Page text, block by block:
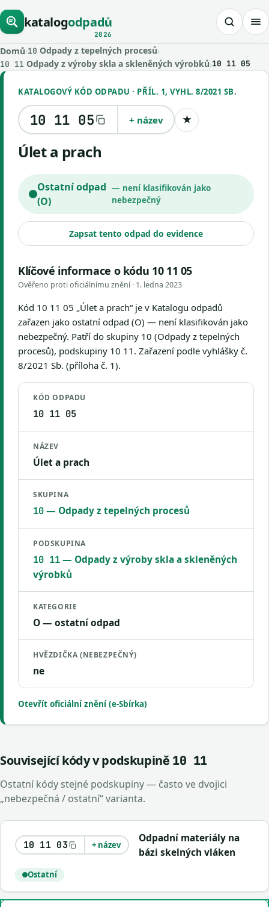
katalogodpadů
2026
Domů›10 Odpady z tepelných procesů›
10 11 Odpady z výroby skla a skleněných výrobků›10 11 05
KATALOGOVÝ KÓD ODPADU · PŘÍL. 1, VYHL. 8/2021 SB.
10 11 05 + název ★Uložit kód
Úlet a prach
Ostatní odpad
(O)
— není klasifikován jako
nebezpečný
Zapsat tento odpad do evidence
Klíčové informace o kódu 10 11 05
Ověřeno proti oficiálnímu znění · 1. ledna 2023
Kód 10 11 05 „Úlet a prach“ je v Katalogu odpadů
zařazen jako ostatní odpad (O) — není klasifikován jako
nebezpečný. Patří do skupiny 10 (Odpady z tepelných
procesů), podskupiny 10 11. Zařazení podle vyhlášky č.
8/2021 Sb. (příloha č. 1).
KÓD ODPADU
10 11 05
NÁZEV
Úlet a prach
SKUPINA
10— Odpady z tepelných procesů
PODSKUPINA
10 11— Odpady z výroby skla a skleněných
výrobků
KATEGORIE
O — ostatní odpad
HVĚZDIČKA (NEBEZPEČNÝ)
ne
Otevřít oficiální znění (e-Sbírka)
Související kódy v podskupině 10 11
Ostatní kódy stejné podskupiny — často ve dvojici
„nebezpečná / ostatní“ varianta.
10 11 03 + název
Odpadní materiály na
bázi skelných vláken
Ostatní